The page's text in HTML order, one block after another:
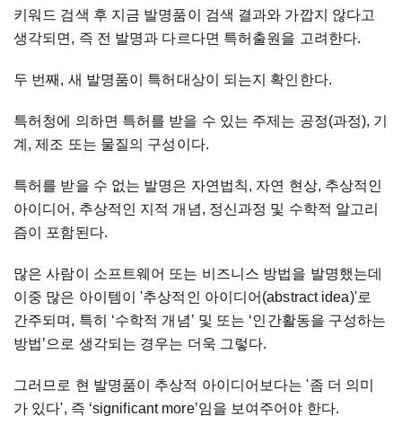
키워드 검색 후 지금 발명품이 검색 결과와 가깝지 않다고
생각되면, 즉 전 발명과 다르다면 특허출원을 고려한다.
두 번째, 새 발명품이 특허대상이 되는지 확인한다.
특허청에 의하면 특허를 받을 수 있는 주제는 공정(과정), 기
계, 제조 또는 물질의 구성이다.
특허를 받을 수 없는 발명은 자연법칙, 자연 현상, 추상적인
아이디어, 추상적인 지적 개념, 정신과정 및 수학적 알고리
즘이 포함된다.
많은 사람이 소프트웨어 또는 비즈니스 방법을 발명했는데
이중 많은 아이템이 '추상적인 아이디어(abstract idea)'로
간주되며, 특히 ‘수학적 개념’ 및 또는 ‘인간활동을 구성하는
방법’으로 생각되는 경우는 더욱 그렇다.
그러므로 현 발명품이 추상적 아이디어보다는 '좀 더 의미
가 있다', 즉 ‘significant more’임을 보여주어야 한다.